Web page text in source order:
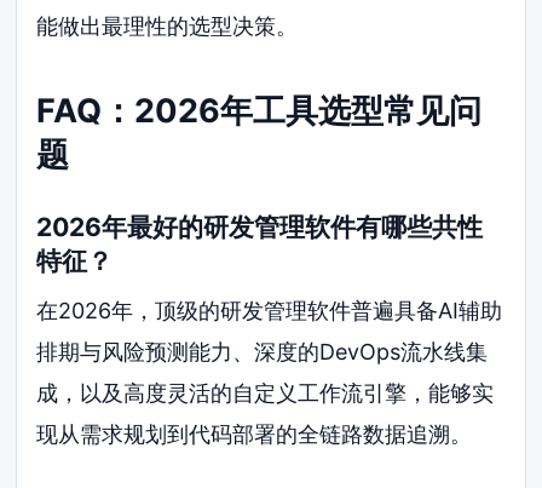
能做出最理性的选型决策。
FAQ：2026年工具选型常见问
题
2026年最好的研发管理软件有哪些共性
特征？
在2026年，顶级的研发管理软件普遍具备AI辅助
排期与风险预测能力、深度的DevOps流水线集
成，以及高度灵活的自定义工作流引擎，能够实
现从需求规划到代码部署的全链路数据追溯。